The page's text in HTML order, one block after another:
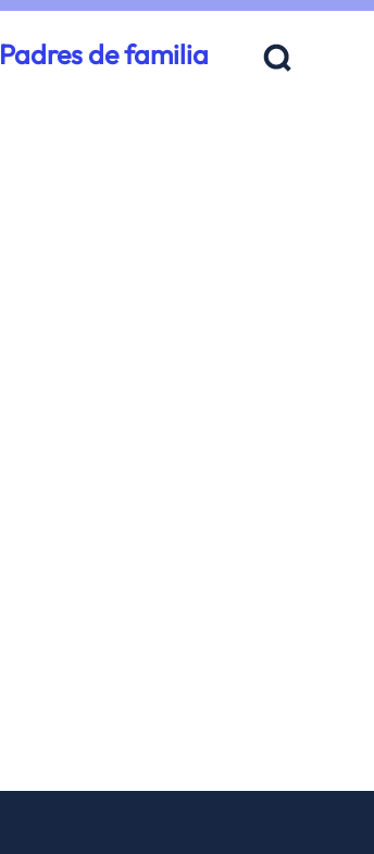
Padres de familia